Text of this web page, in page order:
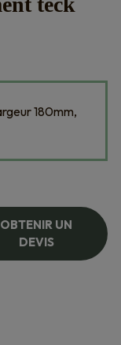
180mm,
OBTENIR UN
DEVIS